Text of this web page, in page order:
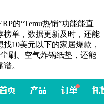
的“Temu热销”功能能直
单，数据更新及时，还能
10美元以下的家居爆款，
刷、空气炸锅纸垫，还能
。